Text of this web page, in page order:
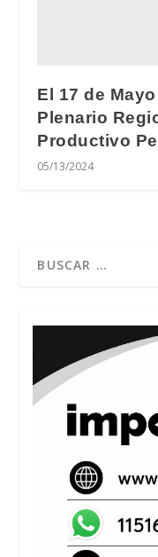
El 17 de
Plenario
Productivo
05/13/2024